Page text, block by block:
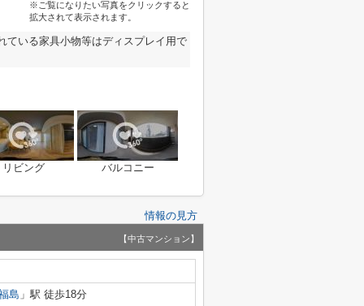
※ご覧になりたい写真をクリックすると
拡大されて表示されます。
いる家具小物等はディスプレイ用で
リビング バルコニー
情報の見方
【中古マンション】
島 」駅 徒歩18分